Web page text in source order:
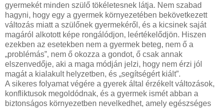
gyermekét minden szülő tökéletesnek látja. Nem szabad
hagyni, hogy egy a gyermek környezetében bekövetkezett
változás miatt a szülőnek gyermekéről, és a kicsinek saját
magáról alkotott képe rongálódjon, leértékelődjön. Hiszen
ezekben az esetekben nem a gyermek beteg, nem ő a
„problémás”, nem ő okozza a gondot, ő csak annak
elszenvedője, aki a maga módján jelzi, hogy nem érzi jól
magát a kialakult helyzetben, és „segítségért kiált”.
A sikeres folyamat végére a gyerek által érzékelt változások,
konfliktusok megoldódnak, és a gyermek ismét abban a
biztonságos környezetben nevelkedhet, amely egészséges